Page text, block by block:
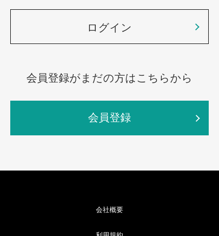
ログイン
会員登録がまだの方はこちらから
会員登録
会社概要